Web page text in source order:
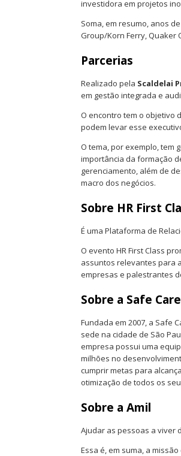
investidora em projetos
Soma, em resumo, anos
Group/Korn Ferry, Quaker
Parcerias
Realizado pela Scaldelai
em gestão integrada e
O encontro tem o objetivo
podem levar esse
O tema, por exemplo, tem
importância da formação
gerenciamento, além de
macro dos negócios.
Sobre HR First
É uma Plataforma de
O evento HR First Class
assuntos relevantes para
empresas e palestrantes
Sobre a Safe Care
Fundada em 2007, a Safe
sede na cidade de São
empresa possui uma
milhões no
cumprir metas para
otimização de todos os
Sobre a Amil
Ajudar as pessoas a viver
Essa é, em suma, a